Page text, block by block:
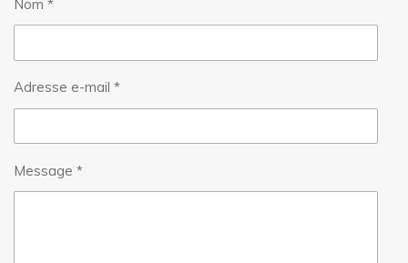
r
Nom *
Adresse e-mail *
Message *